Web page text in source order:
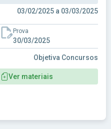
03/02/2025 a 03/03/2025
Prova
30/03/2025
Objetiva Concursos
Ver materiais